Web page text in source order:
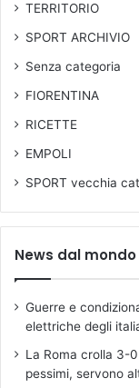
TERRITORIO
SPORT ARCHIVIO
Senza categoria
FIORENTINA
RICETTE
EMPOLI
SPORT vecchia
News dal mondo
Guerre e
elettriche degli
La Roma crolla 3-
pessimi, servono